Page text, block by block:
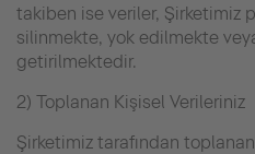
takiben ise veriler, Şirketimiz
silinmekte, yok edilmekte
getirilmektedir.
2) Toplanan Kişisel Verileriniz
Şirketimiz tarafından